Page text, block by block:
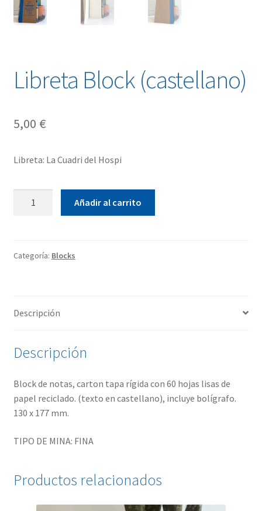
Libreta Block (castellano)
5,00 €
Libreta: La Cuadri del Hospi
Añadir al carrito
Categoría: Blocks
Descripción
Descripción
Block de notas, carton tapa rígida con 60 hojas lisas de
papel reciclado. (texto en castellano), incluye bolígrafo.
130 x 177 mm.
TIPO DE MINA: FINA
Productos relacionados